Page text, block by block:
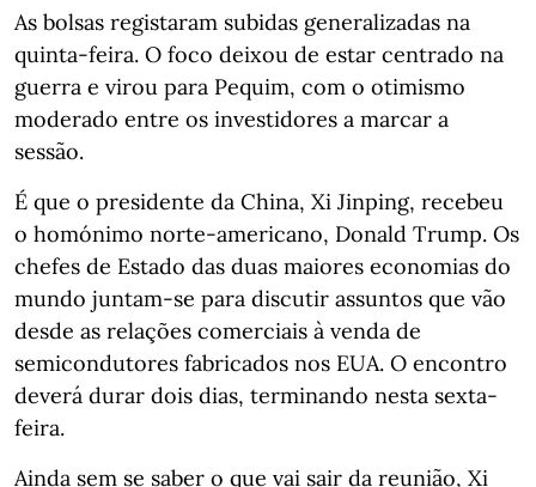
As bolsas registaram subidas generalizadas na
quinta-feira. O foco deixou de estar centrado na
guerra e virou para Pequim, com o otimismo
moderado entre os investidores a marcar a
sessão.
É que o presidente da China, Xi Jinping, recebeu
o homónimo norte-americano, Donald Trump. Os
chefes de Estado das duas maiores economias do
mundo juntam-se para discutir assuntos que vão
desde as relações comerciais à venda de
semicondutores fabricados nos EUA. O encontro
deverá durar dois dias, terminando nesta sexta-
feira.
Ainda sem se saber o que vai sair da reunião, Xi